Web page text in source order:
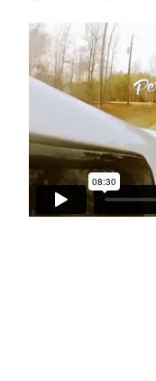
Performance